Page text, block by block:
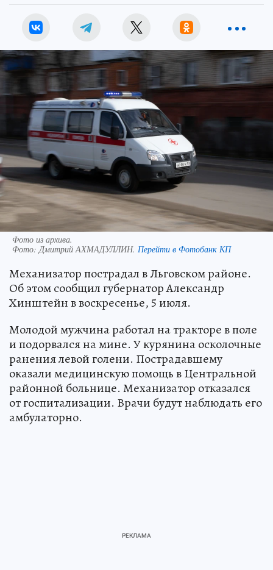
Фото из архива.
Фото:Дмитрий АХМАДУЛЛИН. Перейти в Фотобанк КП
Механизатор пострадал в Льговском районе.
Об этом сообщил губернатор Александр
Хинштейн в воскресенье, 5 июля.
Молодой мужчина работал на тракторе в поле
и подорвался на мине. У курянина осколочные
ранения левой голени. Пострадавшему
оказали медицинскую помощь в Центральной
районной больнице. Механизатор отказался
от госпитализации. Врачи будут наблюдать его
амбулаторно.